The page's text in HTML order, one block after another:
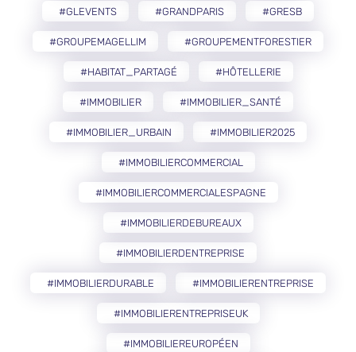
#GLEVENTS #GRANDPARIS #GRESB
#GROUPEMAGELLIM #GROUPEMENTFORESTIER
#HABITAT_PARTAGÉ #HÔTELLERIE
#IMMOBILIER #IMMOBILIER_SANTÉ
#IMMOBILIER_URBAIN #IMMOBILIER2025
#IMMOBILIERCOMMERCIAL
#IMMOBILIERCOMMERCIALESPAGNE
#IMMOBILIERDEBUREAUX
#IMMOBILIERDENTREPRISE
#IMMOBILIERDURABLE #IMMOBILIERENTREPRISE
#IMMOBILIERENTREPRISEUK
#IMMOBILIEREUROPÉEN